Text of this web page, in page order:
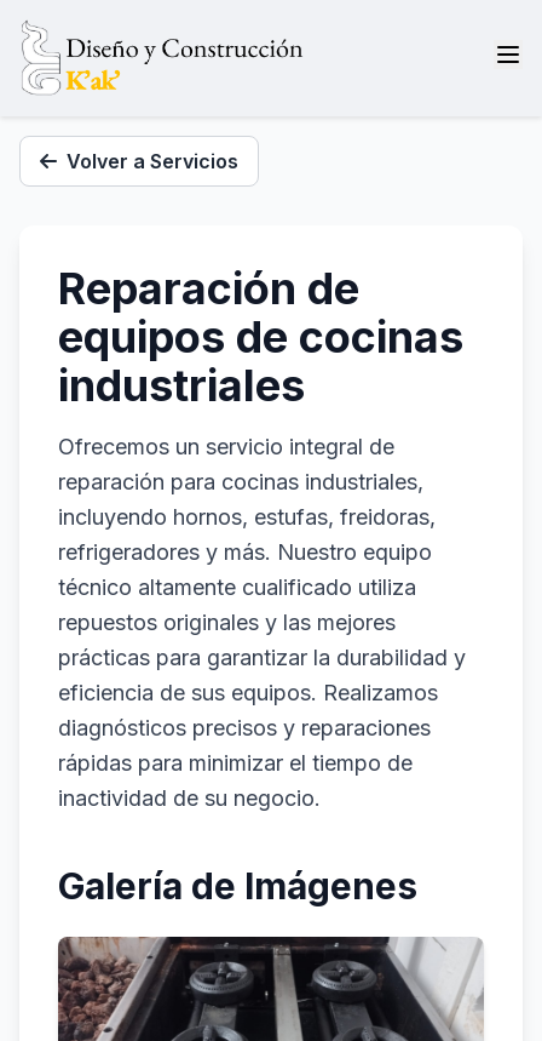
Volver a Servicios
Reparación de
equipos de cocinas
industriales
Ofrecemos un servicio integral de
reparación para cocinas industriales,
incluyendo hornos, estufas, freidoras,
refrigeradores y más. Nuestro equipo
técnico altamente cualificado utiliza
repuestos originales y las mejores
prácticas para garantizar la durabilidad y
eficiencia de sus equipos. Realizamos
diagnósticos precisos y reparaciones
rápidas para minimizar el tiempo de
inactividad de su negocio.
Galería de Imágenes